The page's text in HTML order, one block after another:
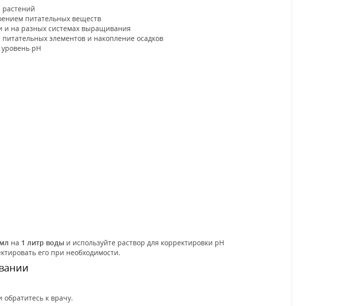
растений
питательных веществ
и на разных системах выращивания
элементов и накопление осадков
pH
на 1 литр воды и используйте раствор для корректировки pH
его при необходимости.
к врачу.